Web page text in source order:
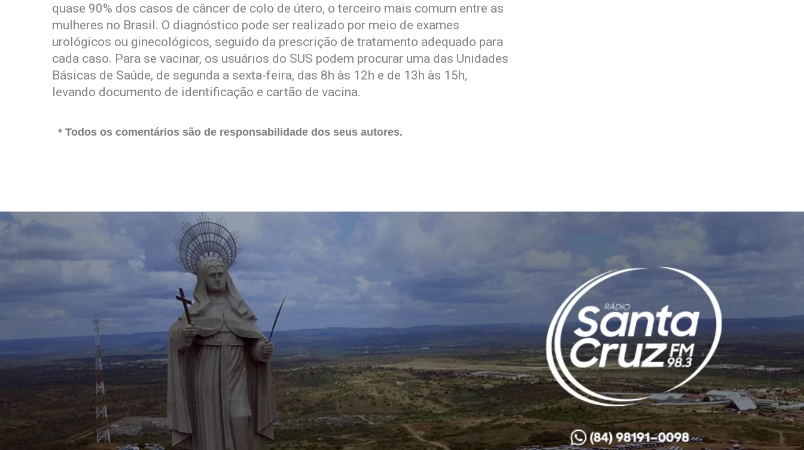
quase 90% dos casos de câncer de colo de útero, o terceiro mais comum entre as
mulheres no Brasil. O diagnóstico pode ser realizado por meio de exames
urológicos ou ginecológicos, seguido da prescrição de tratamento adequado para
cada caso. Para se vacinar, os usuários do SUS podem procurar uma das Unidades
Básicas de Saúde, de segunda a sexta-feira, das 8h às 12h e de 13h às 15h,
levando documento de identificação e cartão de vacina.
* Todos os comentários são de responsabilidade dos seus autores.